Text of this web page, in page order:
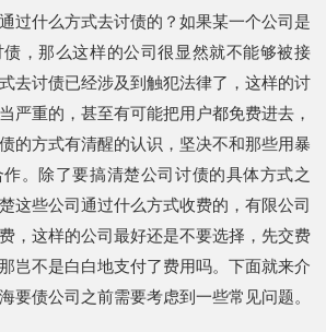
过什么方式去讨债的？如果某一个公司是
，那么这样的公司很显然就不能够被接
去讨债已经涉及到触犯法律了，这样的讨
严重的，甚至有可能把用户都免费进去，
的方式有清醒的认识，坚决不和那些用暴
。除了要搞清楚公司讨债的具体方式之
这些公司通过什么方式收费的，有限公司
，这样的公司最好还是不要选择，先交费
岂不是白白地支付了费用吗。下面就来介
要债公司之前需要考虑到一些常见问题。